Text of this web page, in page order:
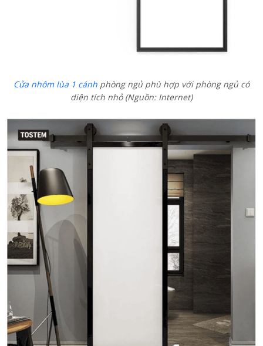
Cửa nhôm lùa 1 cánh phòng ngủ phù hợp với phòng ngủ có
diện tích nhỏ (Nguồn: Internet)